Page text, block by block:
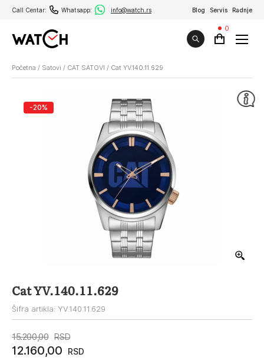
Call Centar: Whatsapp: info@watch.rs Blog Servis Radnje
0
Početna / Satovi / CAT SATOVI / Cat YV.140.11.629
-20%
Cat YV.140.11.629
Šifra artikla: YV.140.11.629
15.200,00 RSD
Originalna
cena
12.160,00 RSD
Trenutna
cena